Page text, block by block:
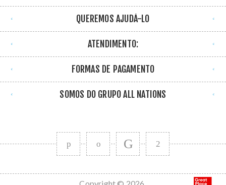
QUEREMOS AJUDÁ-LO
ATENDIMENTO:
FORMAS DE PAGAMENTO
SOMOS DO GRUPO ALL NATIONS